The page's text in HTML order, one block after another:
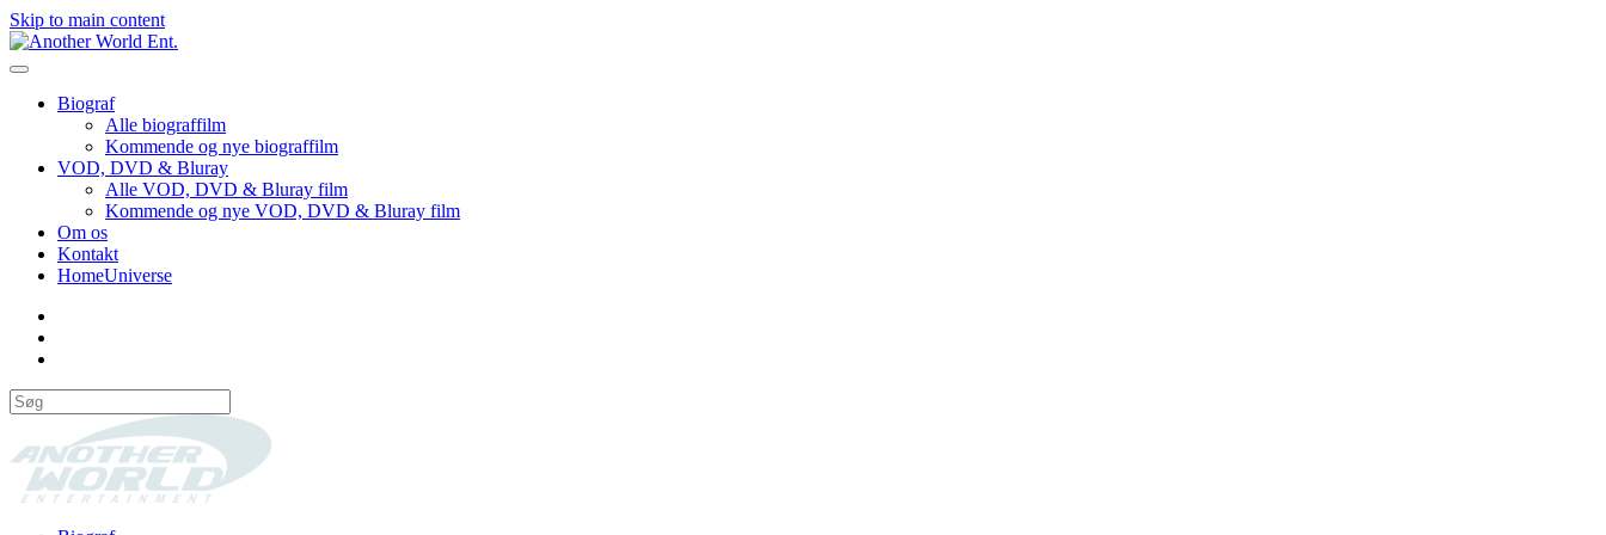
Skip to main content
Biograf
Alle biograffilm
Kommende og nye biograffilm
VOD, DVD & Bluray
Alle VOD, DVD & Bluray film
Kommende og nye VOD, DVD & Bluray film
Om os
Kontakt
HomeUniverse